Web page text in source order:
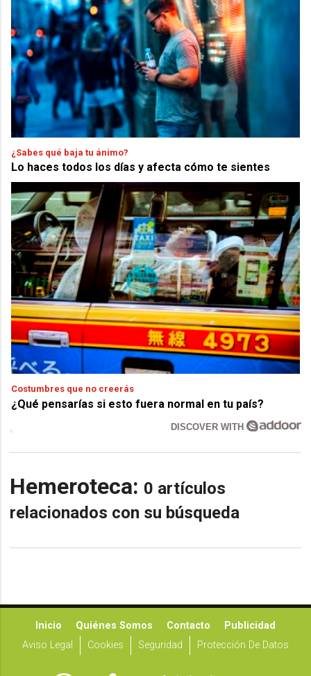
¿Sabes qué baja tu ánimo?
Lo haces todos los días y afecta cómo te sientes
Costumbres que no creerás
¿Qué pensarías si esto fuera normal en tu país?
DISCOVER WITH
Hemeroteca: 0 artículos
relacionados con su búsqueda
Inicio Quiénes Somos Contacto
Publicidad
Aviso Legal
Cookies Seguridad Protección De Datos